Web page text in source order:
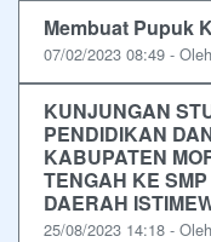
Membuat Pupuk
07/02/2023 08:49 -
KUNJUNGAN
PENDIDIKAN
KABUPATEN
TENGAH KE
DAERAH
25/08/2023 14:18 -